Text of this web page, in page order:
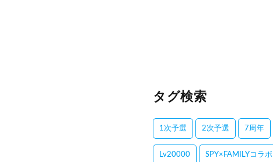
タグ検索
1次予選 2次予選 7周年
Lv20000 SPY×FAMILYコラボ